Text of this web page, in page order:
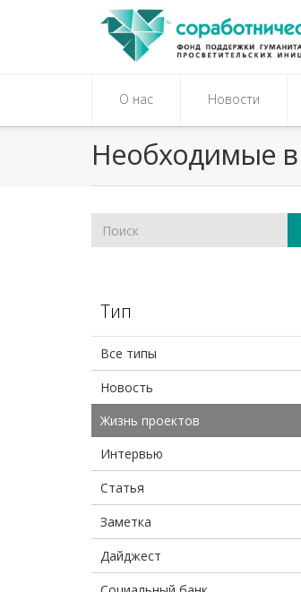
О нас Новости
Необходимые
Тип
Все типы
Новость
Жизнь проектов
Интервью
Статья
Заметка
Дайджест